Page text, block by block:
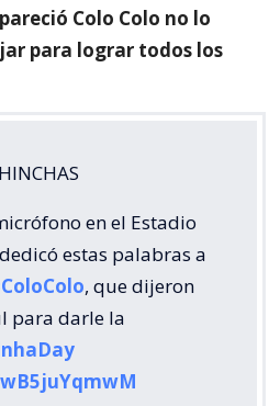
Colo Colo no lo
para lograr todos los
en el Estadio
estas palabras a
, que dijeron
para darle la